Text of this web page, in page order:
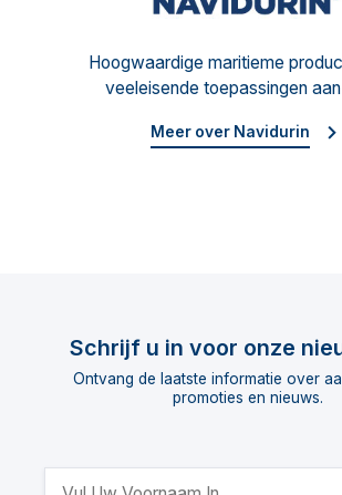
Hoogwaardige maritieme
veeleisende toepassingen
Meer over Navidurin
Schrijf u in voor onze
Ontvang de laatste informatie over
promoties en nieuws.